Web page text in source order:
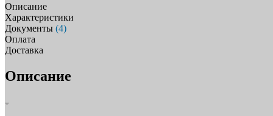
Описание
Характеристики
Документы (4)
Оплата
Доставка
Описание